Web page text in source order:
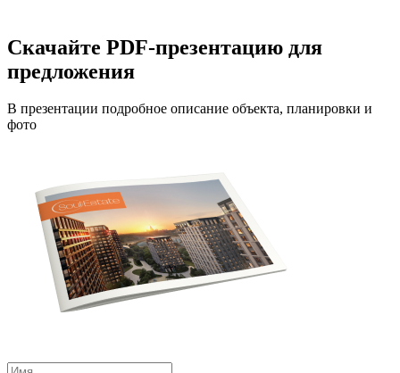
Скачайте PDF-презентацию для
предложения
В презентации подробное описание объекта, планировки и
фото